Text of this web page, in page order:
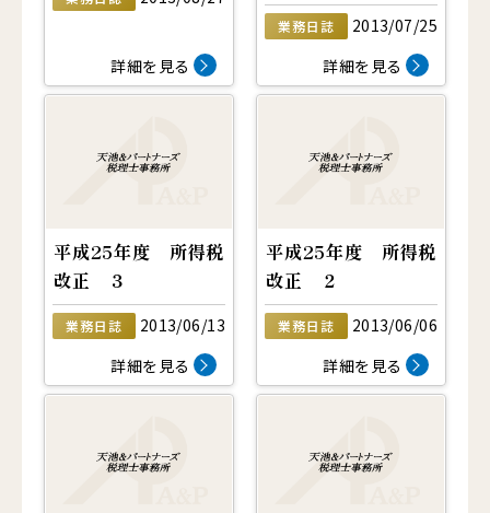
詳細を見る
業務日誌
2013/07/25
詳細を見る
平成25年度 所得税
改正 ３
業務日誌
2013/06/13
詳細を見る
平成25年度 所得税
改正 ２
業務日誌
2013/06/06
詳細を見る